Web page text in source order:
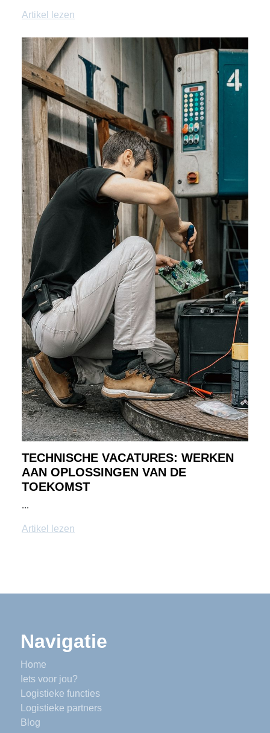
Artikel lezen
TECHNISCHE VACATURES: WERKEN
AAN OPLOSSINGEN VAN DE
TOEKOMST
...
Artikel lezen
Navigatie
Home
Iets voor jou?
Logistieke functies
Logistieke partners
Blog